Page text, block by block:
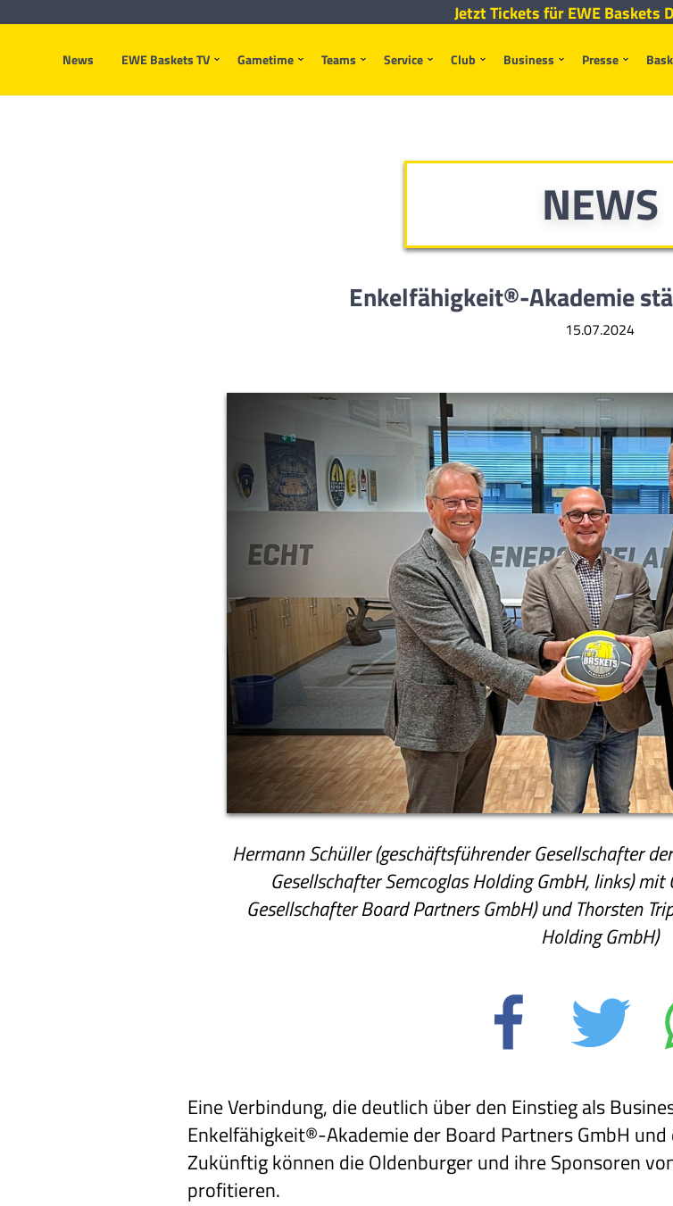
News EWE Baskets TV Gametime Teams Service Club Business Presse
Jetzt Tickets für EWE Baskets
NEWS
Enkelfähigkeit®-Akademie
15.07.2024
Hermann Schüller (geschäftsführender Gesellschafter
Gesellschafter Semcoglas Holding GmbH, links)
Gesellschafter Board Partners GmbH) und Thorsten
Holding GmbH)
Eine Verbindung, die deutlich über den Einstieg als
Enkelfähigkeit®-Akademie der Board Partners GmbH und
Zukünftig können die Oldenburger und ihre Sponsoren
profitieren.